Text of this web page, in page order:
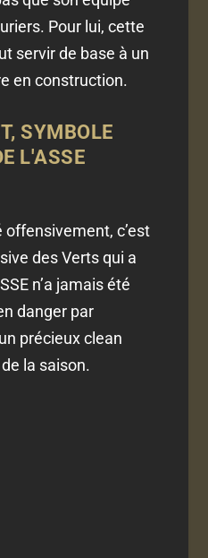
Pour lui, cette
servir de base à un
en construction.
SYMBOLE
L'ASSE
offensivement, c’est
des Verts qui a
n’a jamais été
danger par
précieux clean
la saison.